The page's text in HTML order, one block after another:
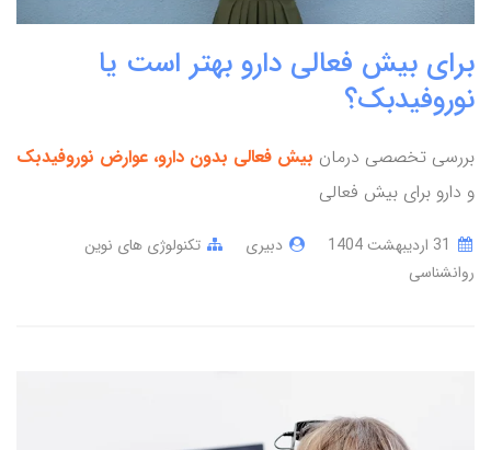
برای بیش فعالی دارو بهتر است یا
نوروفیدبک؟
بررسی تخصصی درمان بیش فعالی بدون دارو، عوارض نوروفیدبک
و دارو برای بیش فعالی
دبیری
تکنولوژی های نوین
روانشناسی